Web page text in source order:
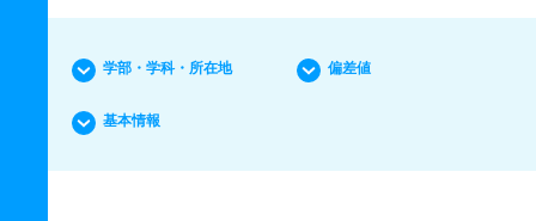
学部・学科・所在地 偏差値
基本情報